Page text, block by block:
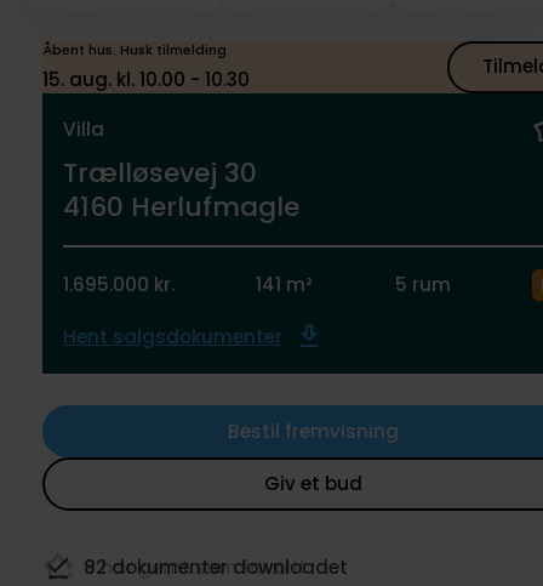
Åbent hus. Husk tilmelding
15. aug. kl. 10.00 - 10.30
Villa
Trælløsevej 30
4160 Herlufmagle
1.695.000 kr. 141 m² 5 rum
Hent salgsdokumenter
Giv et bud
Bestil fremvisning
9 har gemt som favorit